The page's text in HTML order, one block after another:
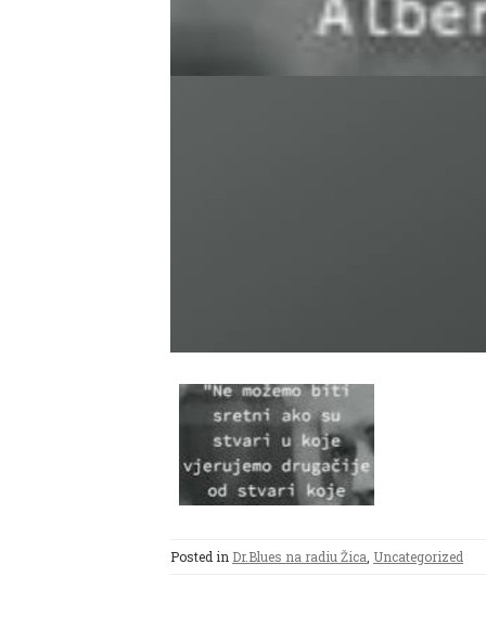
Posted in Dr.Blues na radiu Žica Uncategorized